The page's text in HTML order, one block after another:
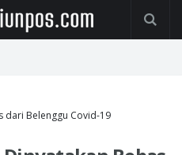
dari Belenggu Covid-19